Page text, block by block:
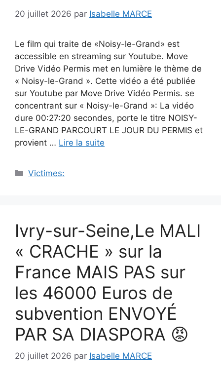
20 juillet 2026 par Isabelle MARCE
Le film qui traite de «Noisy-le-Grand» est
accessible en streaming sur Youtube. Move
Drive Vidéo Permis met en lumière le thème de
« Noisy-le-Grand ». Cette vidéo a été publiée
sur Youtube par Move Drive Vidéo Permis. se
concentrant sur « Noisy-le-Grand »: La vidéo
dure 00:27:20 secondes, porte le titre NOISY-
LE-GRAND PARCOURT LE JOUR DU PERMIS et
provient … Lire la suite
Catégories
Victimes:
Ivry-sur-Seine,Le MALI
« CRACHE » sur la
France MAIS PAS sur
les 46000 Euros de
subvention ENVOYÉ
PAR SA DIASPORA 😡
20 juillet 2026 par Isabelle MARCE